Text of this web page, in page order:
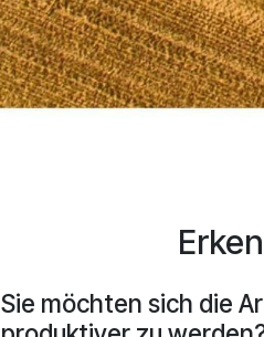
Sie möchten sich die